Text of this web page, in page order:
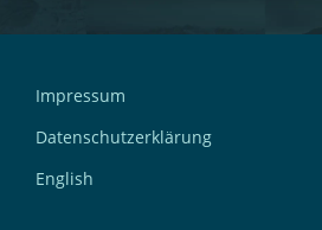
Impressum
Datenschutzerklärung
English